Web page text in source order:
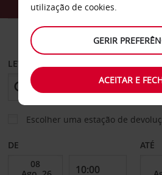
CARRO
LEVANTAR EM
Escolher uma estação de
DE ATÉ
utilização de cookies.
GERIR
ACEITAR E